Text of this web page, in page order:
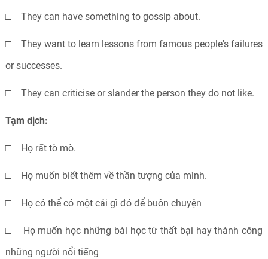
□ They can have something to gossip about.
□ They want to learn lessons from famous people's failures
or successes.
□ They can criticise or slander the person they do not like.
Tạm dịch:
□ Họ rất tò mò.
□ Họ muốn biết thêm về thần tượng của mình.
□ Họ có thể có một cái gì đó để buôn chuyện
□ Họ muốn học những bài học từ thất bại hay thành công
những người nổi tiếng